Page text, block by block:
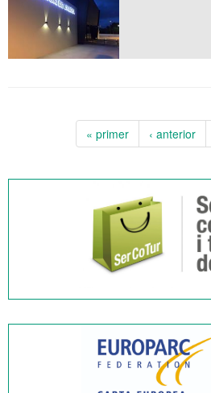
« primer ‹ anterior